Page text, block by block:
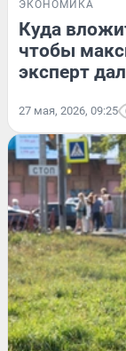
ЭКОНОМИКА
Куда
чтобы
эксперт
27 мая, 2026, 09:25